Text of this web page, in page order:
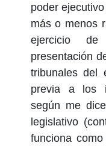
poder
más o menos
ejercicio
presentación
tribunales del
previa a los
según me
legislativo
funciona